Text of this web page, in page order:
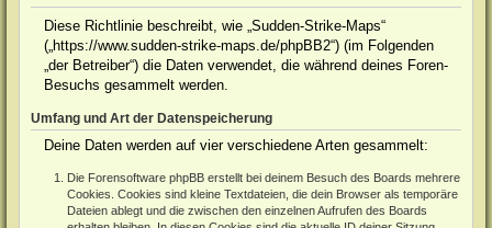
Diese Richtlinie beschreibt, wie „Sudden-Strike-Maps“
(„https://www.sudden-strike-maps.de/phpBB2“) (im Folgenden
„der Betreiber“) die Daten verwendet, die während deines Foren-
Besuchs gesammelt werden.
Umfang und Art der Datenspeicherung
Deine Daten werden auf vier verschiedene Arten gesammelt:
Die Forensoftware phpBB erstellt bei deinem Besuch des Boards mehrere
Cookies. Cookies sind kleine Textdateien, die dein Browser als temporäre
Dateien ablegt und die zwischen den einzelnen Aufrufen des Boards